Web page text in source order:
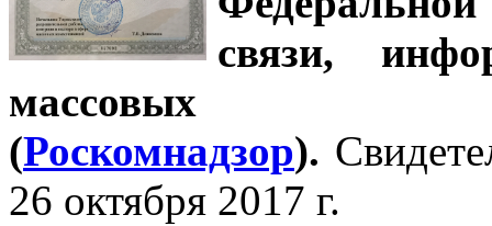
связи,
массовых
(Роскомнадзор).
26 октября 2017 г.